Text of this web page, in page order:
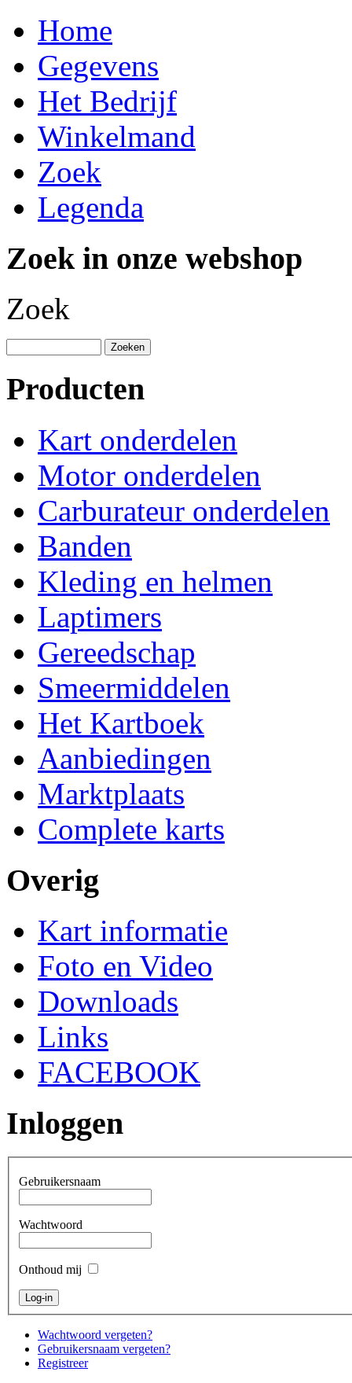
Home
Gegevens
Het Bedrijf
Winkelmand
Zoek
Legenda
Zoek in onze webshop
Zoek
Producten
Kart onderdelen
Motor onderdelen
Carburateur onderdelen
Banden
Kleding en helmen
Laptimers
Gereedschap
Smeermiddelen
Het Kartboek
Aanbiedingen
Marktplaats
Complete karts
Overig
Kart informatie
Foto en Video
Downloads
Links
FACEBOOK
Inloggen
Gebruikersnaam
Wachtwoord
Onthoud mij
Wachtwoord vergeten?
Gebruikersnaam vergeten?
Registreer